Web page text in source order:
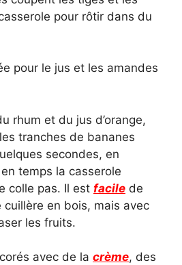
pour rôtir dans du
pour le jus et les amandes
rhum et du jus d’orange,
tranches de bananes
secondes, en
temps la casserole
colle pas. Il est facile de
cuillère en bois, mais avec
les fruits.
avec de la crème, des